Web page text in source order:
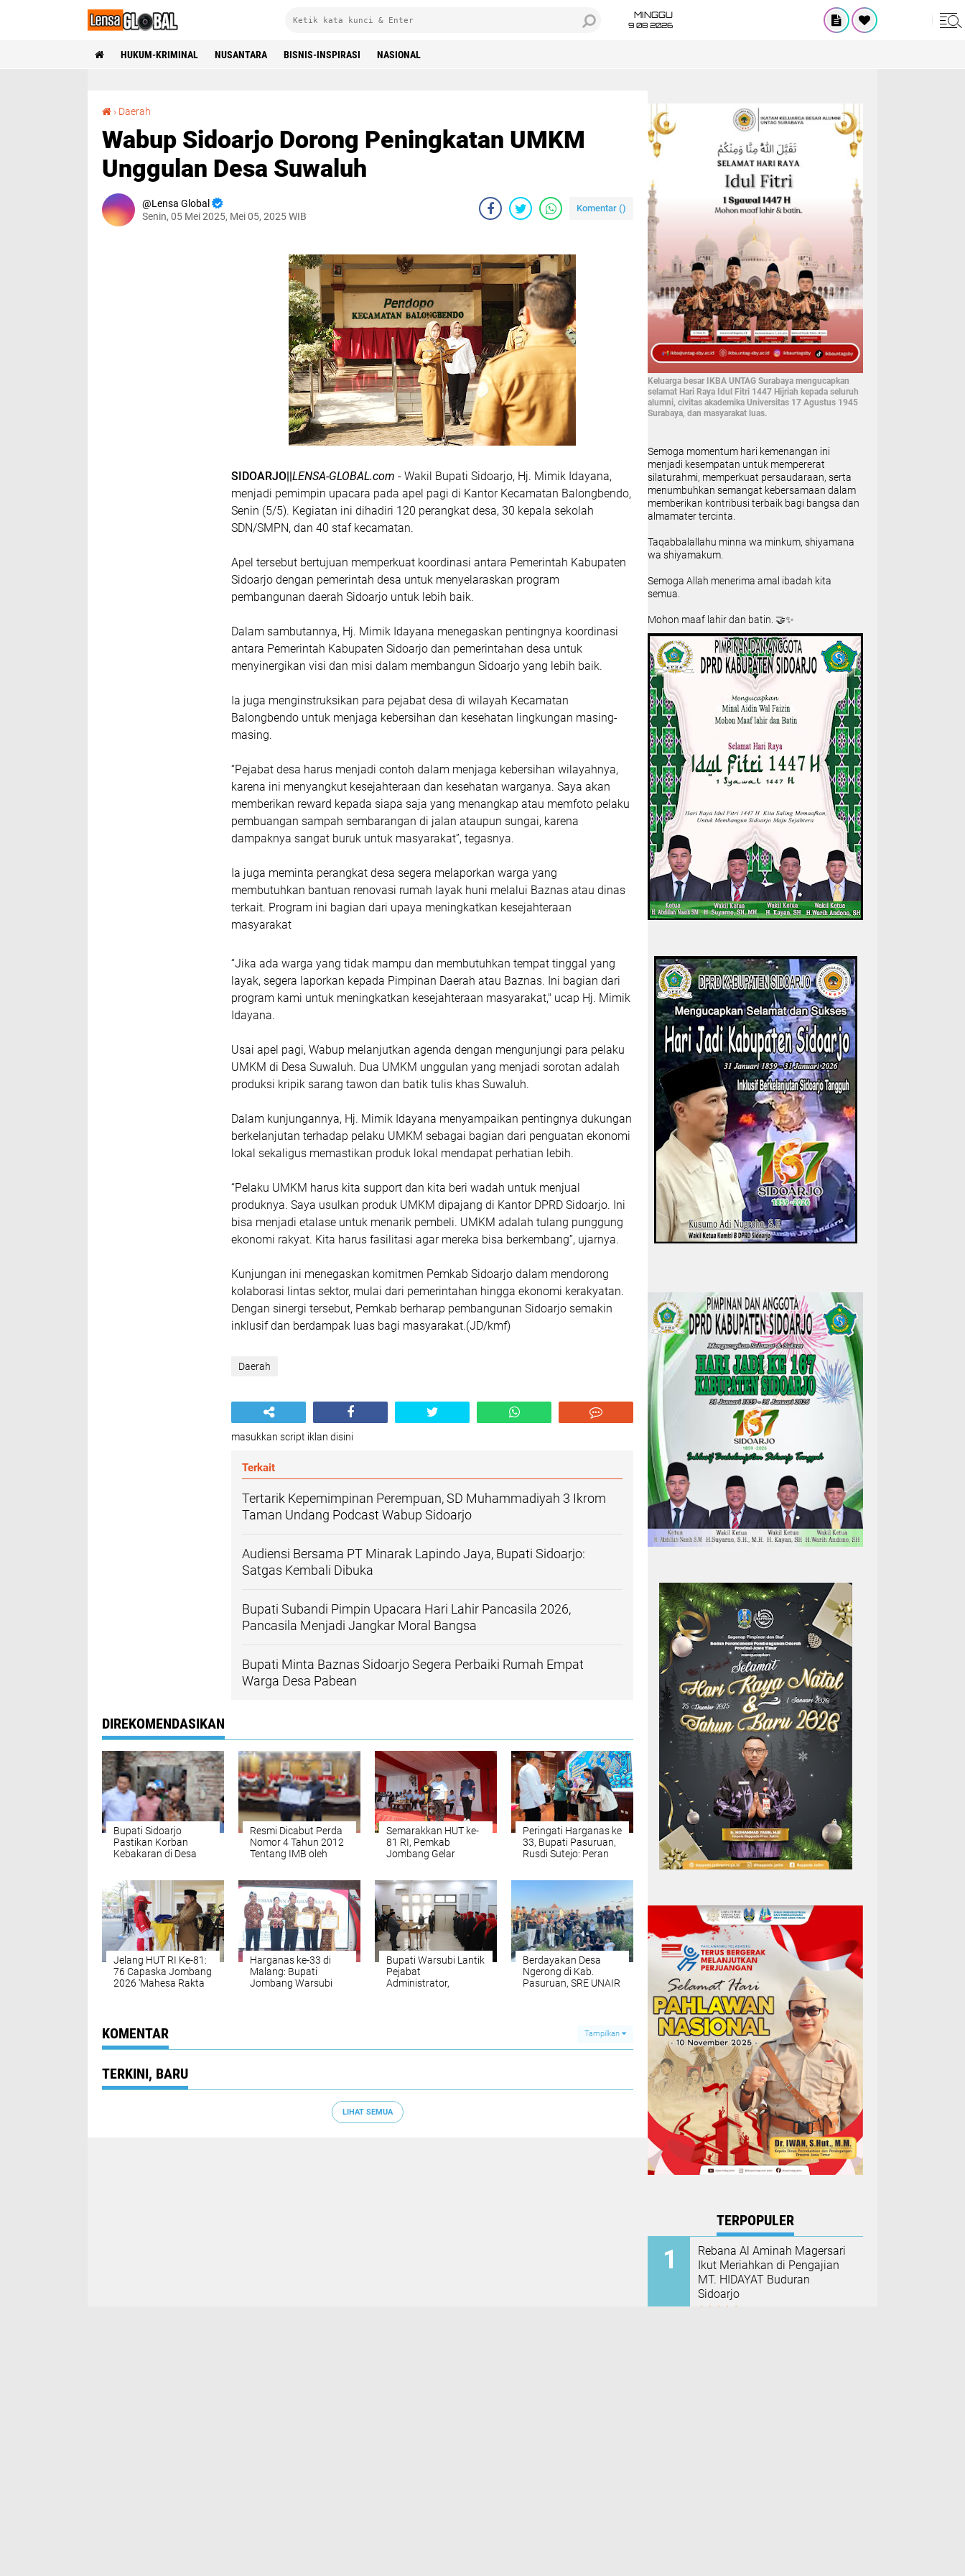
MINGGU
9 08 2026
HUKUM-KRIMINAL NUSANTARA BISNIS-INSPIRASI NASIONAL
› Daerah
Wabup Sidoarjo Dorong Peningkatan UMKM
Unggulan Desa Suwaluh
Lensa Global
Senin, 05 Mei 2025, Mei 05, 2025 WIB
Komentar ()
SIDOARJO||LENSA-GLOBAL.com - Wakil Bupati Sidoarjo, Hj. Mimik Idayana,
menjadi pemimpin upacara pada apel pagi di Kantor Kecamatan Balongbendo,
Senin (5/5). Kegiatan ini dihadiri 120 perangkat desa, 30 kepala sekolah
SDN/SMPN, dan 40 staf kecamatan.
Apel tersebut bertujuan memperkuat koordinasi antara Pemerintah Kabupaten
Sidoarjo dengan pemerintah desa untuk menyelaraskan program
pembangunan daerah Sidoarjo untuk lebih baik.
Dalam sambutannya, Hj. Mimik Idayana menegaskan pentingnya koordinasi
antara Pemerintah Kabupaten Sidoarjo dan pemerintahan desa untuk
menyinergikan visi dan misi dalam membangun Sidoarjo yang lebih baik.
Ia juga menginstruksikan para pejabat desa di wilayah Kecamatan
Balongbendo untuk menjaga kebersihan dan kesehatan lingkungan masing-
masing.
“Pejabat desa harus menjadi contoh dalam menjaga kebersihan wilayahnya,
karena ini menyangkut kesejahteraan dan kesehatan warganya. Saya akan
memberikan reward kepada siapa saja yang menangkap atau memfoto pelaku
pembuangan sampah sembarangan di jalan ataupun sungai, karena
dampaknya sangat buruk untuk masyarakat”, tegasnya.
Ia juga meminta perangkat desa segera melaporkan warga yang
membutuhkan bantuan renovasi rumah layak huni melalui Baznas atau dinas
terkait. Program ini bagian dari upaya meningkatkan kesejahteraan
masyarakat
“Jika ada warga yang tidak mampu dan membutuhkan tempat tinggal yang
layak, segera laporkan kepada Pimpinan Daerah atau Baznas. Ini bagian dari
program kami untuk meningkatkan kesejahteraan masyarakat," ucap Hj. Mimik
Idayana.
Usai apel pagi, Wabup melanjutkan agenda dengan mengunjungi para pelaku
UMKM di Desa Suwaluh. Dua UMKM unggulan yang menjadi sorotan adalah
produksi kripik sarang tawon dan batik tulis khas Suwaluh.
Dalam kunjungannya, Hj. Mimik Idayana menyampaikan pentingnya dukungan
berkelanjutan terhadap pelaku UMKM sebagai bagian dari penguatan ekonomi
lokal sekaligus memastikan produk lokal mendapat perhatian lebih.
“Pelaku UMKM harus kita support dan kita beri wadah untuk menjual
produknya. Saya usulkan produk UMKM dipajang di Kantor DPRD Sidoarjo. Ini
bisa menjadi etalase untuk menarik pembeli. UMKM adalah tulang punggung
ekonomi rakyat. Kita harus fasilitasi agar mereka bisa berkembang”, ujarnya.
Kunjungan ini menegaskan komitmen Pemkab Sidoarjo dalam mendorong
kolaborasi lintas sektor, mulai dari pemerintahan hingga ekonomi kerakyatan.
Dengan sinergi tersebut, Pemkab berharap pembangunan Sidoarjo semakin
inklusif dan berdampak luas bagi masyarakat.(JD/kmf)
Daerah
masukkan script iklan disini
Terkait
Tertarik Kepemimpinan Perempuan, SD Muhammadiyah 3 Ikrom
Taman Undang Podcast Wabup Sidoarjo
Audiensi Bersama PT Minarak Lapindo Jaya, Bupati Sidoarjo:
Satgas Kembali Dibuka
Bupati Subandi Pimpin Upacara Hari Lahir Pancasila 2026,
Pancasila Menjadi Jangkar Moral Bangsa
Bupati Minta Baznas Sidoarjo Segera Perbaiki Rumah Empat
Warga Desa Pabean
DIREKOMENDASIKAN
Bupati Sidoarjo
Pastikan Korban
Kebakaran di Desa
Resmi Dicabut Perda
Nomor 4 Tahun 2012
Tentang IMB oleh
Semarakkan HUT ke-
81 RI, Pemkab
Jombang Gelar
ASN
Peringati Harganas ke
33, Bupati Pasuruan,
Rusdi Sutejo: Peran
Jelang HUT RI Ke-81:
76 Capaska Jombang
2026 'Mahesa Rakta
Harganas ke-33 di
Malang: Bupati
Jombang Warsubi
Bupati Warsubi Lantik
Pejabat
Administrator,
Berdayakan Desa
Ngerong di Kab.
Pasuruan, SRE UNAIR
dalam Program TIRTA
KOMENTAR Tampilkan
TERKINI, BARU
LIHAT SEMUA
Keluarga besar IKBA UNTAG Surabaya mengucapkan
selamat Hari Raya Idul Fitri 1447 Hijriah kepada seluruh
alumni, civitas akademika Universitas 17 Agustus 1945
Surabaya, dan masyarakat luas.
Semoga momentum hari kemenangan ini
menjadi kesempatan untuk mempererat
silaturahmi, memperkuat persaudaraan, serta
menumbuhkan semangat kebersamaan dalam
memberikan kontribusi terbaik bagi bangsa dan
almamater tercinta.
Taqabbalallahu minna wa minkum, shiyamana
wa shiyamakum.
Semoga Allah menerima amal ibadah kita
semua.
Mohon maaf lahir dan batin. 🤝✨
TERPOPULER
Rebana Al Aminah Magersari
Ikut Meriahkan di Pengajian
MT. HIDAYAT Buduran
Sidoarjo